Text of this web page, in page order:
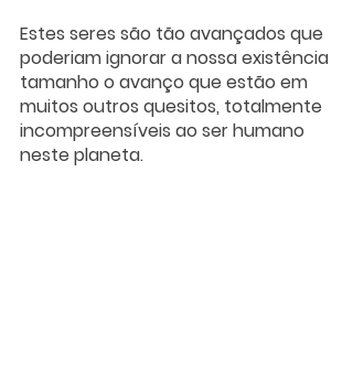
Estes seres são tão avançados que
poderiam ignorar a nossa existência
tamanho o avanço que estão em
muitos outros quesitos, totalmente
incompreensíveis ao ser humano
neste planeta.